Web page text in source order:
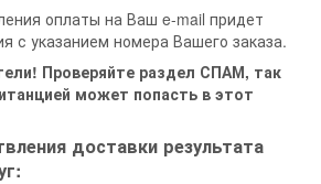
оплаты на Ваш e-mail придет
с указанием номера Вашего заказа.
Проверяйте раздел СПАМ, так
может попасть в этот
доставки результата